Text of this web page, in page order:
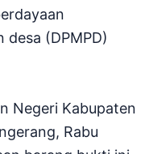
desa (DPMPD)
Negeri Kabupaten
Rabu